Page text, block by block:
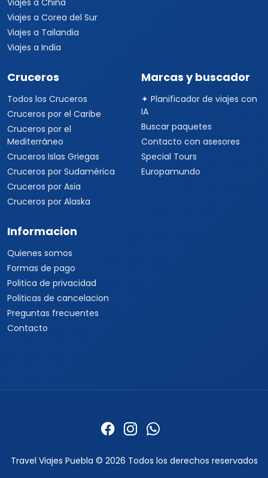
Viajes a China
Viajes a Corea del Sur
Viajes a Tailandia
Viajes a India
Cruceros
Todos los Cruceros
Cruceros por el Caribe
Cruceros por el
Mediterráneo
Cruceros Islas Griegas
Cruceros por Sudamérica
Cruceros por Asia
Cruceros por Alaska
Marcas y buscador
✦ Planificador de viajes con
IA
Buscar paquetes
Contacto con asesores
Special Tours
Europamundo
Informacion
Quienes somos
Formas de pago
Politica de privacidad
Politicas de cancelacion
Preguntas frecuentes
Contacto
Travel Viajes Puebla © 2026 Todos los derechos reservados